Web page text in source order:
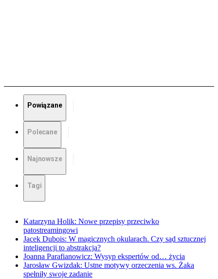
Powiązane
Polecane
Najnowsze
Tagi
Katarzyna Holik: Nowe przepisy przeciwko
patostreamingowi
Jacek Dubois: W magicznych okularach. Czy sąd sztucznej
inteligencji to abstrakcja?
Joanna Parafianowicz: Wysyp ekspertów od… życia
Jarosław Gwizdak: Ustne motywy orzeczenia ws. Żaka
spełniły swoje zadanie